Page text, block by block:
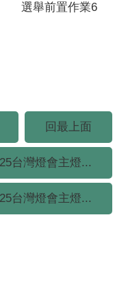
選舉前置作業6
回最上面
台灣燈會主燈...
台灣燈會主燈...